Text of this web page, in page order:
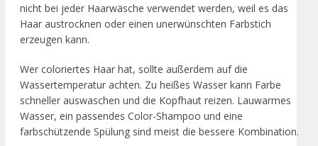
nicht bei jeder Haarwäsche verwendet werden, weil es das
Haar austrocknen oder einen unerwünschten Farbstich
erzeugen kann.
Wer coloriertes Haar hat, sollte außerdem auf die
Wassertemperatur achten. Zu heißes Wasser kann Farbe
schneller auswaschen und die Kopfhaut reizen. Lauwarmes
Wasser, ein passendes Color-Shampoo und eine
farbschützende Spülung sind meist die bessere Kombination.